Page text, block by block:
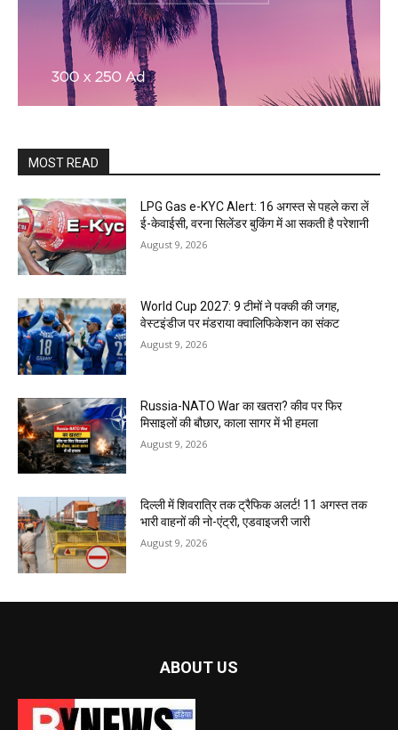
MOST READ
LPG Gas e-KYC Alert: 16 अगस्त से पहले करा लें
ई-केवाईसी, वरना सिलेंडर बुकिंग में आ सकती है परेशानी
August 9, 2026
World Cup 2027: 9 टीमों ने पक्की की जगह,
वेस्टइंडीज पर मंडराया क्वालिफिकेशन का संकट
August 9, 2026
Russia-NATO War का खतरा? कीव पर फिर
मिसाइलों की बौछार, काला सागर में भी हमला
August 9, 2026
दिल्ली में शिवरात्रि तक ट्रैफिक अलर्ट! 11 अगस्त तक
भारी वाहनों की नो-एंट्री, एडवाइजरी जारी
August 9, 2026
ABOUT US